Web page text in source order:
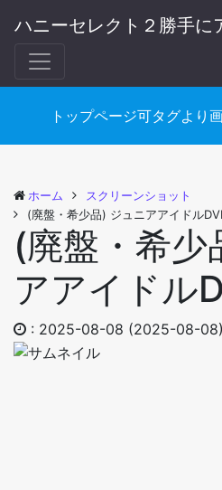
ハニーセレクト２勝手に
トップページ可タグより
ホーム
スクリーンショット
(廃盤・希少品) ジュニアアイドル
(廃盤・希少
アアイドル
: 2025-08-08 (2025-08-08)